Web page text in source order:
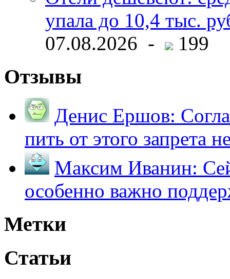
упала до 10,4 тыс.
07.08.2026 -
199
Отзывы
Денис Ершов:
пить от этого запрета
Максим Иванин:
особенно важно
Метки
Статьи